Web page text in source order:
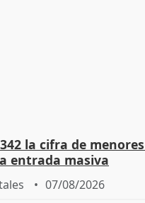
la cifra de
entrada masiva
07/08/2026